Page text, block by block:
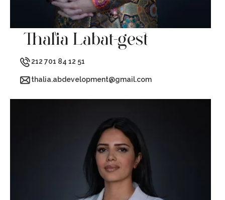
Thalia Labat-gest
212 701 84 12 51
thalia.abdevelopment@gmail.com